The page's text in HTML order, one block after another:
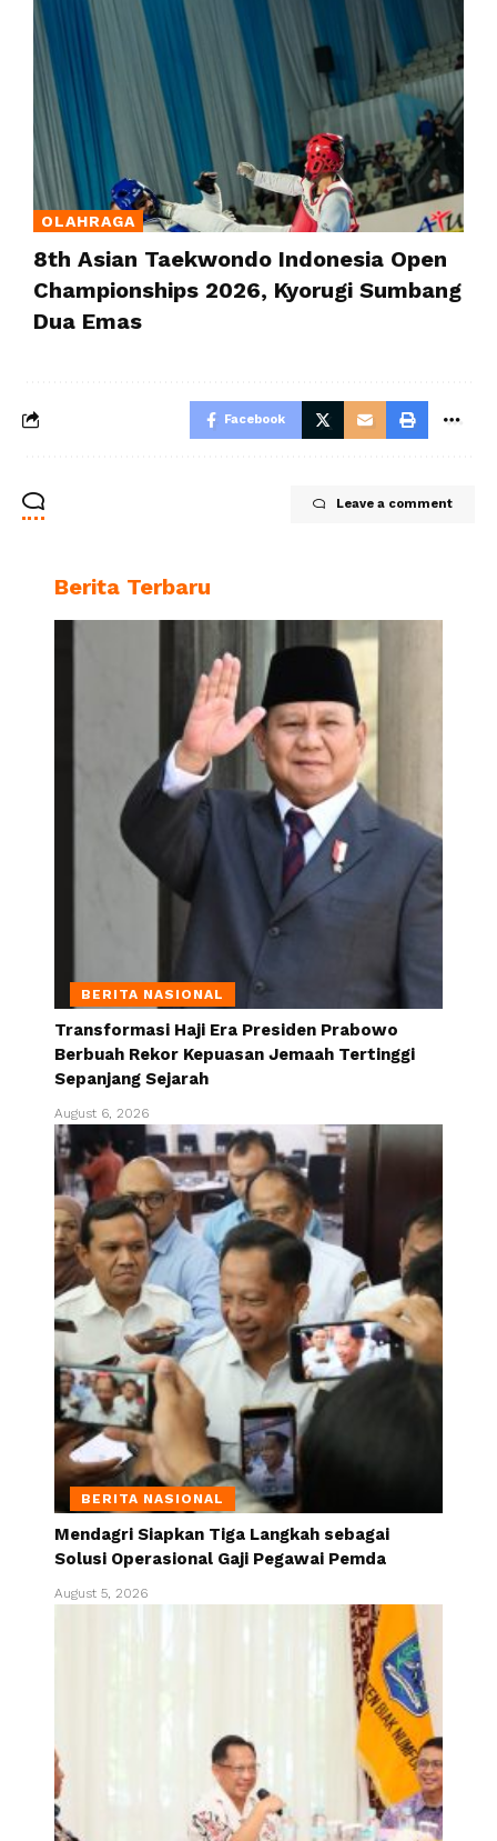
OLAHRAGA
8th Asian Taekwondo Indonesia Open
Championships 2026, Kyorugi Sumbang
Dua Emas
Facebook
Leave a comment
Berita Terbaru
BERITA NASIONAL
Transformasi Haji Era Presiden Prabowo
Berbuah Rekor Kepuasan Jemaah Tertinggi
Sepanjang Sejarah
August 6, 2026
BERITA NASIONAL
Mendagri Siapkan Tiga Langkah sebagai
Solusi Operasional Gaji Pegawai Pemda
August 5, 2026